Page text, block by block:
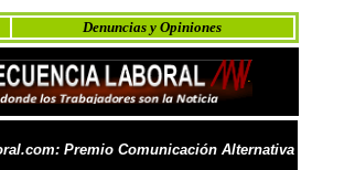
Denuncias y Opiniones
Premio Comunicación Alternativa